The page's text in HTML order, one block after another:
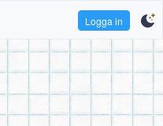
Logga in